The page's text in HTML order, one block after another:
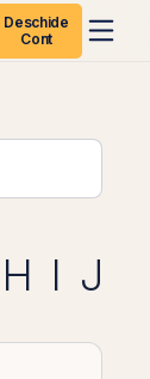
Deschide
Cont
H I J